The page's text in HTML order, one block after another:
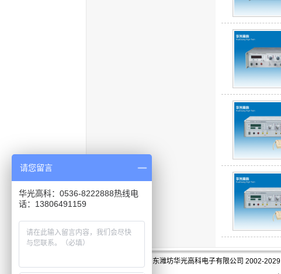
版权:山东潍坊华光高科电子有限公司 2002-2029
请您留言
华光高科：0536-8222888热线电
话：13806491159